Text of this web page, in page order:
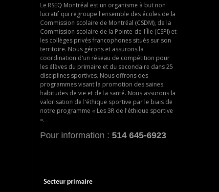
Le RSEQ Montréal est un organisme à but non
lucratif qui regroupe l'ensemble des écoles de la
Commission scolaire de Montréal (CSDM), de la
Commission scolaire de la Pointe-de-l'Île (CSPI) et
les collèges privés francophones situés sur son
territoire. Nous gérons et assurons la
coordination d'un réseau de compétition pour
les élèves du primaire et du secondaire dans 25
disciplines sportives. Nous offrons des
programmes visant la promotion des saines
habitudes de vie et de la santé. Nous assurons la
valorisation de l'éthique sportive par le biais de
notre programme « Les 3R de l'éthique sportive
».
Pour information : 514 645-6923
Secteur primaire